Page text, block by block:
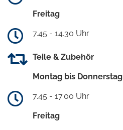
Freitag
7.45 - 14.30 Uhr
Teile & Zubehör
Montag bis Donnerstag
7.45 - 17.00 Uhr
Freitag